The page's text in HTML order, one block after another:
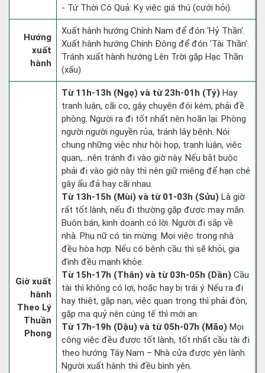
- Tứ Thời Cô Quả: Kỵ việc giá thú (cưới hỏi).
Hướng
xuất
hành
Xuất hành hướng Chính Nam để đón 'Hỷ Thần'.
Xuất hành hướng Chính Đông để đón 'Tài Thần'.
Tránh xuất hành hướng Lên Trời gặp Hạc Thần
(xấu)
Giờ xuất
hành
Theo Lý
Thuần
Phong
Từ 11h-13h (Ngọ) và từ 23h-01h (Tý) Hay
tranh luận, cãi cọ, gây chuyện đói kém, phải đề
phòng. Người ra đi tốt nhất nên hoãn lại. Phòng
người người nguyền rủa, tránh lây bệnh. Nói
chung những việc như hội họp, tranh luận, việc
quan,…nên tránh đi vào giờ này. Nếu bắt buộc
phải đi vào giờ này thì nên giữ miệng để hạn ché
gây ẩu đả hay cãi nhau.
Từ 13h-15h (Mùi) và từ 01-03h (Sửu) Là giờ
rất tốt lành, nếu đi thường gặp được may mắn.
Buôn bán, kinh doanh có lời. Người đi sắp về
nhà. Phụ nữ có tin mừng. Mọi việc trong nhà
đều hòa hợp. Nếu có bệnh cầu thì sẽ khỏi, gia
đình đều mạnh khỏe.
Từ 15h-17h (Thân) và từ 03h-05h (Dần) Cầu
tài thì không có lợi, hoặc hay bị trái ý. Nếu ra đi
hay thiệt, gặp nạn, việc quan trọng thì phải đòn,
gặp ma quỷ nên cúng tế thì mới an.
Từ 17h-19h (Dậu) và từ 05h-07h (Mão) Mọi
công việc đều được tốt lành, tốt nhất cầu tài đi
theo hướng Tây Nam – Nhà cửa được yên lành.
Người xuất hành thì đều bình yên.